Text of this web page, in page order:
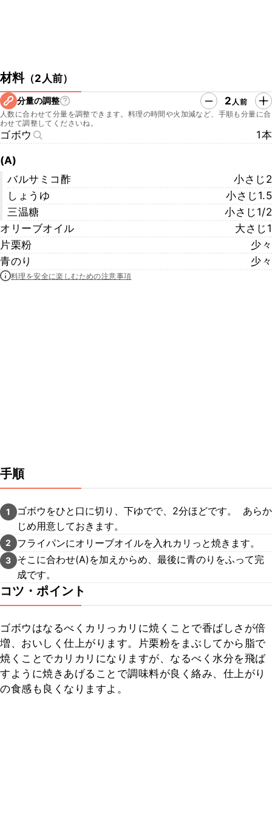
材料（2人前）
分量の調整 2 人前
人数に合わせて分量を調整できます。料理の時間や火加減など、手順も分量に合
わせて調整してくださいね。
ゴボウ 1本
(A)
バルサミコ酢
小さじ2
しょうゆ
小さじ1.5
三温糖
小さじ1/2
オリーブオイル
大さじ1
片栗粉
少々
青のり
少々
料理を安全に楽しむための注意事項
手順
1
ゴボウをひと口に切り、下ゆでで、2分ほどです。 あらか
じめ用意しておきます。
2 フライパンにオリーブオイルを入れカリっと焼きます。
3
そこに合わせ(A)を加えからめ、最後に青のりをふって完
成です。
コツ・ポイント
ゴボウはなるべくカリっカリに焼くことで香ばしさが倍
増、おいしく仕上がります。片栗粉をまぶしてから脂で
焼くことでカリカリになりますが、なるべく水分を飛ば
すように焼きあげることで調味料が良く絡み、仕上がり
の食感も良くなりますよ。